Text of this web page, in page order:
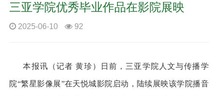
三亚学院优秀毕业作品在影院展映
2025-06-10 92
本报讯（记者 黄珍）日前，三亚学院人文与传播学
院“繁星影像展”在天悦城影院启动，陆续展映该学院播音